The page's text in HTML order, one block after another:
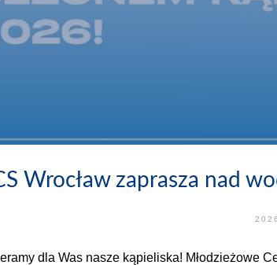
Wrocław zaprasza nad
dla Was nasze kąpieliska! Młodzieżowe